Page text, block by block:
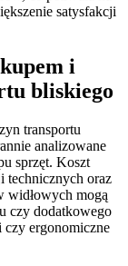
satysfakcji
i
bliskiego
transportu
analizowane
sprzęt. Koszt
technicznych oraz
widłowych mogą
czy dodatkowego
czy ergonomiczne